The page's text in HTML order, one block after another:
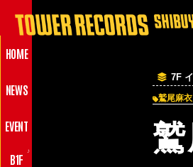
HOME
NEWS
EVENT
B1F
♪
7F
鷲尾麻衣